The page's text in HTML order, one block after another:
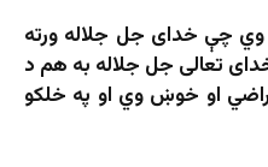
چې خدای جل جلاله ورته
تعالی جل جلاله به هم د
راضي او خوښ وي او په خلکو